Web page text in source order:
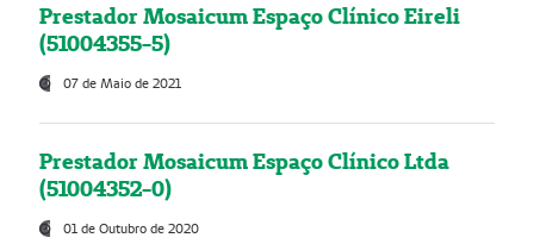
Prestador Mosaicum Espaço Clínico Eireli
(51004355-5)
07 de Maio de 2021
Prestador Mosaicum Espaço Clínico Ltda
(51004352-0)
01 de Outubro de 2020